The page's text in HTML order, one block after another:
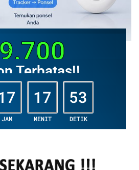
Terbatas!!
JAM
17
MENIT
51
DETIK